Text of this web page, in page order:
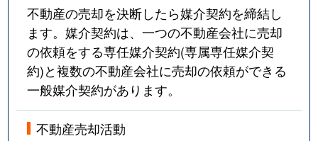
不動産の売却を決断したら媒介契約を締結し
ます。媒介契約は、一つの不動産会社に売却
の依頼をする専任媒介契約(専属専任媒介契
約)と複数の不動産会社に売却の依頼ができる
一般媒介契約があります。
不動産売却活動